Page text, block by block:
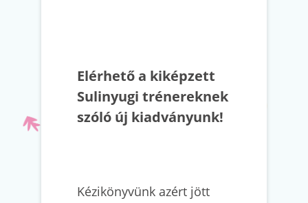
Elérhető a kiképzett
Sulinyugi trénereknek
szóló új kiadványunk!
Kézikönyvünk azért jött